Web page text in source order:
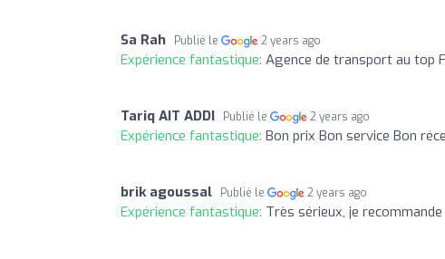
Sa Rah Publié le 2 years ago
Expérience fantastique: Agence de transport au top
Tariq AIT ADDI Publié le 2 years ago
Expérience fantastique: Bon prix Bon service Bon
brik agoussal Publié le 2 years ago
Expérience fantastique: Très sérieux, je recommande